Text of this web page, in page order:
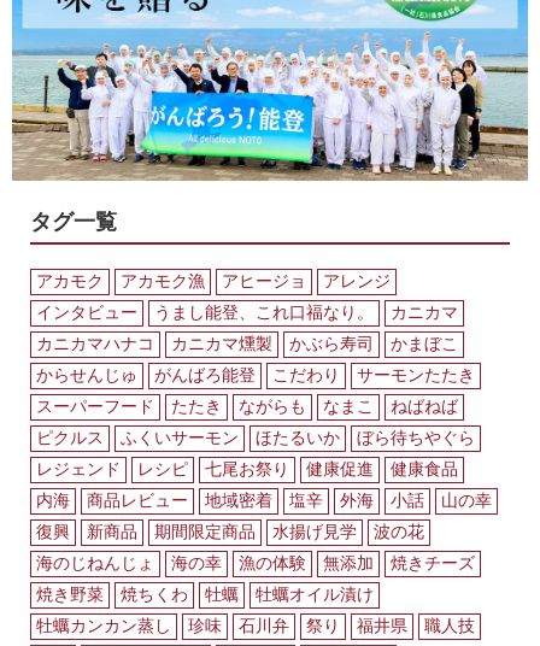
タグ一覧
アカモク アカモク漁 アヒージョ
アレンジ
インタビュー
うまし能登、これ口福なり。
カニカマ
カニカマハナコ
カニカマ燻製 かぶら寿司
かまぼこ
からせんじゅ
がんばろ能登 こだわり
サーモンたたき
スーパーフード
たたき ながらも なまこ
ねばねば
ピクルス
ふくいサーモン ほたるいか
ぼら待ちやぐら
レジェンド
レシピ 七尾お祭り 健康促進
健康食品
内海
商品レビュー 地域密着 塩辛 外海 小話
山の幸
復興
新商品 期間限定商品 水揚げ見学
波の花
海のじねんじょ
海の幸 漁の体験 無添加
焼きチーズ
焼き野菜
焼ちくわ 牡蠣
牡蠣オイル漬け
牡蠣カンカン蒸し
珍味 石川弁 祭り 福井県
職人技